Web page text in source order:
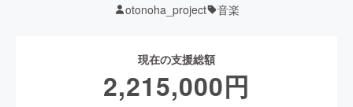
otonoha_project 音楽
現在の支援総額
2,215,000円